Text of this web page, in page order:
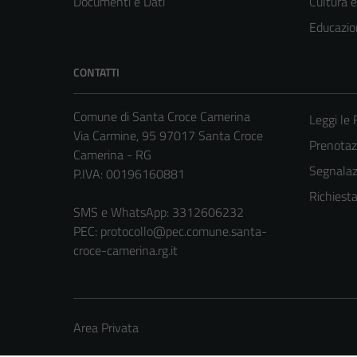
CONTATTI
Comune di Santa Croce Camerina
Via Carmine, 95 97017 Santa Croce
Camerina - RG
P.IVA: 00196160881
SMS e WhatsApp: 3312606232
PEC: protocollo@pec.comune.santa-
croce-camerina.rg.it
Leggi le
Area Privata